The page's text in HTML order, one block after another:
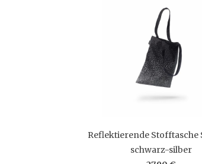
Reflektierende Stofftasche
schwarz-silber